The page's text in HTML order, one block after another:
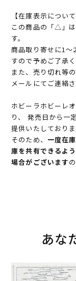
【在庫表示について
この商品の「△」
す。
商品取り寄せに1～
すので予めご了承く
また、売り切れ等
メールにてご連絡
ホビーラホビーレ
り、 発売日から一
提供いたしておりま
そのため、 一度在
庫を共有できるよ
場合がございます
あな